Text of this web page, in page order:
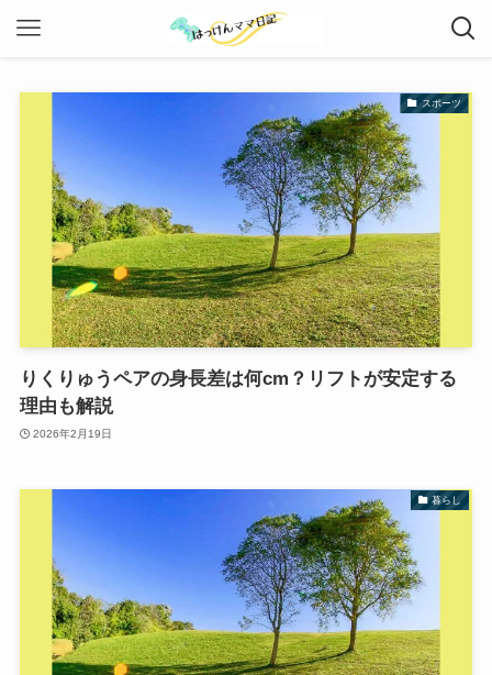
スポーツ
りくりゅうペアの身長差は何cm？リフトが安定する
理由も解説
2026年2月19日
暮らし